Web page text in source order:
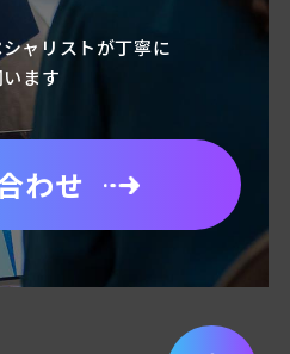
ャリストが丁寧に
ます
わせ